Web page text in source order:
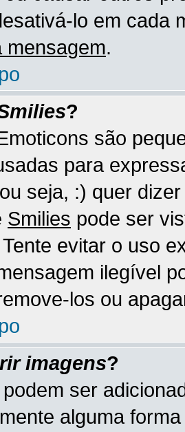
lo em cada
mensagem.
?
são
para
seja, :) quer
Smilies pode ser
evitar o uso
ilegível
los ou
imagens?
ser
alguma